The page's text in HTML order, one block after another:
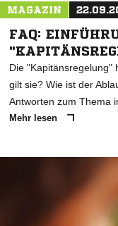
MAGAZIN
FAQ:
Die "Kapitänsregelung"
gilt sie? Wie ist der
Antworten zum Thema
Mehr lesen